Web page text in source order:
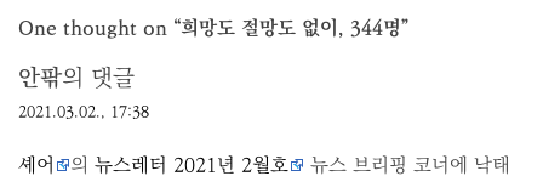
게
이
션
One thought on “희망도 절망도 없이, 344명”
안팎의 댓글
2021.03.02., 17:38
셰어 의 뉴스레터 2021년 2월호
뉴스 브리핑 코너에 낙태